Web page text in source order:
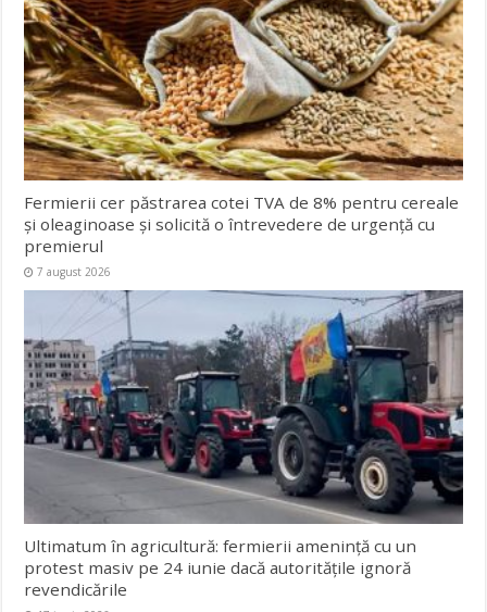
Fermierii cer păstrarea cotei TVA de 8% pentru cereale
și oleaginoase și solicită o întrevedere de urgență cu
premierul
7 august 2026
Ultimatum în agricultură: fermierii amenință cu un
protest masiv pe 24 iunie dacă autoritățile ignoră
revendicările